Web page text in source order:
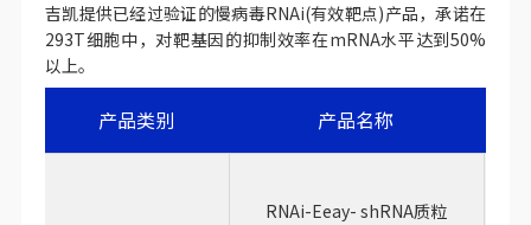
吉凯提供已经过验证的慢病毒RNAi(有效靶点)产品，承诺在
293T细胞中，对靶基因的抑制效率在mRNA水平达到50%
以上。
产品类别 产品名称
RNAi-Eeay- shRNA质粒